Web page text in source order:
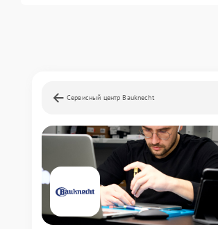
Сервисный центр Bauknecht